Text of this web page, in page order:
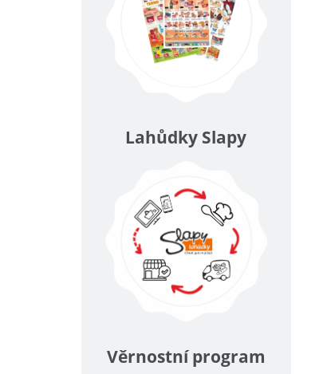
Lahůdky Slapy
Věrnostní program